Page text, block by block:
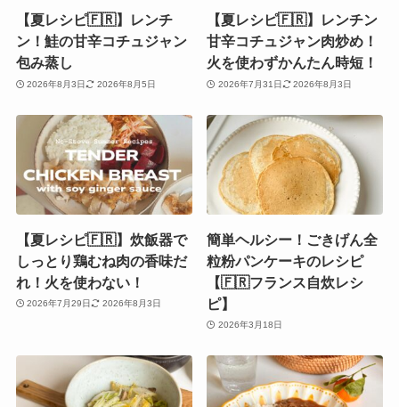
【夏レシピ🇫🇷】レンチ
ン！鮭の甘辛コチュジャン
包み蒸し
2026年8月3日 2026年8月5日
【夏レシピ🇫🇷】レンチン
甘辛コチュジャン肉炒め！
火を使わずかんたん時短！
2026年7月31日 2026年8月3日
【夏レシピ🇫🇷】炊飯器で
しっとり鶏むね肉の香味だ
れ！火を使わない！
2026年7月29日 2026年8月3日
簡単ヘルシー！ごきげん全
粒粉パンケーキのレシピ
【🇫🇷フランス自炊レシ
ピ】
2026年3月18日